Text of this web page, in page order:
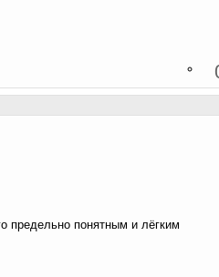
предельно понятным и лёгким